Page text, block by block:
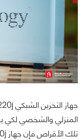
المنزلي والشخصي لكي